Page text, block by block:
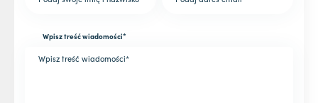
Wpisz treść wiadomości*